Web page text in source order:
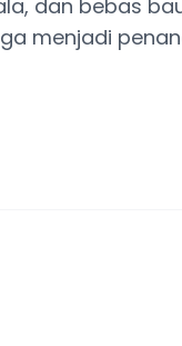
dan bebas
menjadi